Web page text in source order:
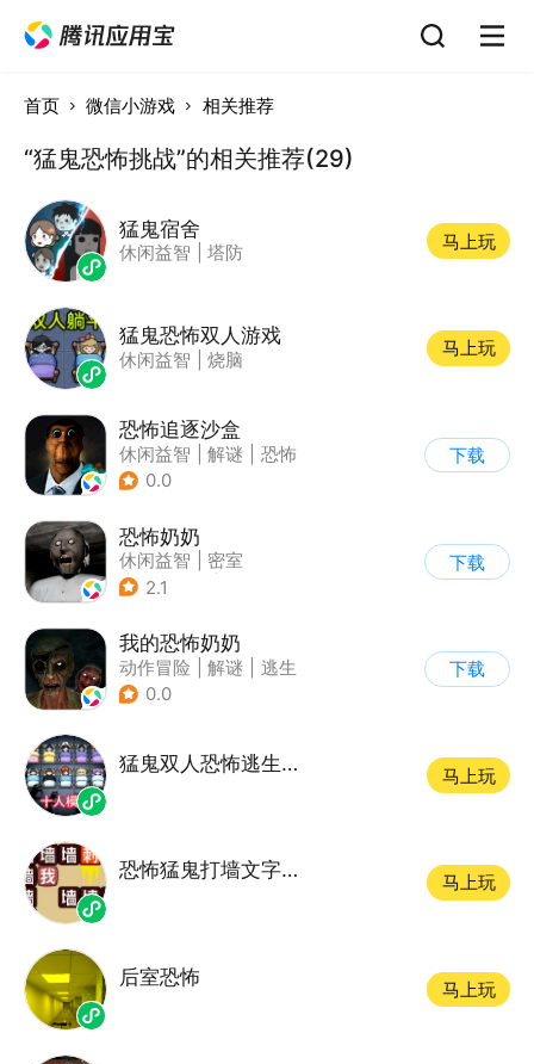
首页 微信小游戏 相关推荐
“猛鬼恐怖挑战”的相关推荐(29)
猛鬼宿舍
休闲益智 塔防
马上玩
猛鬼恐怖双人游戏
休闲益智 烧脑
马上玩
恐怖追逐沙盒
休闲益智 解谜
恐怖
| 暗黑
0.0
下载
恐怖奶奶
休闲益智
密室
| 恐怖奶奶
2.1
下载
我的恐怖奶奶
动作冒险 解谜
逃生
| 写实
0.0
下载
猛鬼双人恐怖逃生游戏
马上玩
恐怖猛鬼打墙文字游戏
马上玩
后室恐怖
马上玩